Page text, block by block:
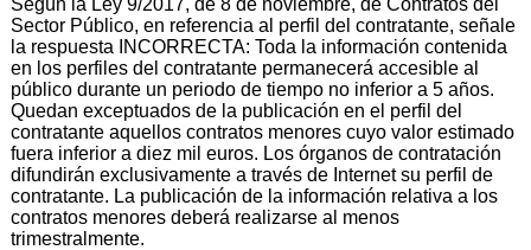
Sector Público, en referencia al perfil del contratante, señale
la respuesta INCORRECTA: Toda la información contenida
en los perfiles del contratante permanecerá accesible al
público durante un periodo de tiempo no inferior a 5 años.
Quedan exceptuados de la publicación en el perfil del
contratante aquellos contratos menores cuyo valor estimado
fuera inferior a diez mil euros. Los órganos de contratación
difundirán exclusivamente a través de Internet su perfil de
contratante. La publicación de la información relativa a los
contratos menores deberá realizarse al menos
trimestralmente.